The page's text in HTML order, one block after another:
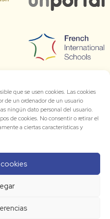
que se usen cookies. Las cookies
de un ordenador de un usuario
ningún dato personal del usuario.
de cookies. No consentir o retirar el
a ciertas características y